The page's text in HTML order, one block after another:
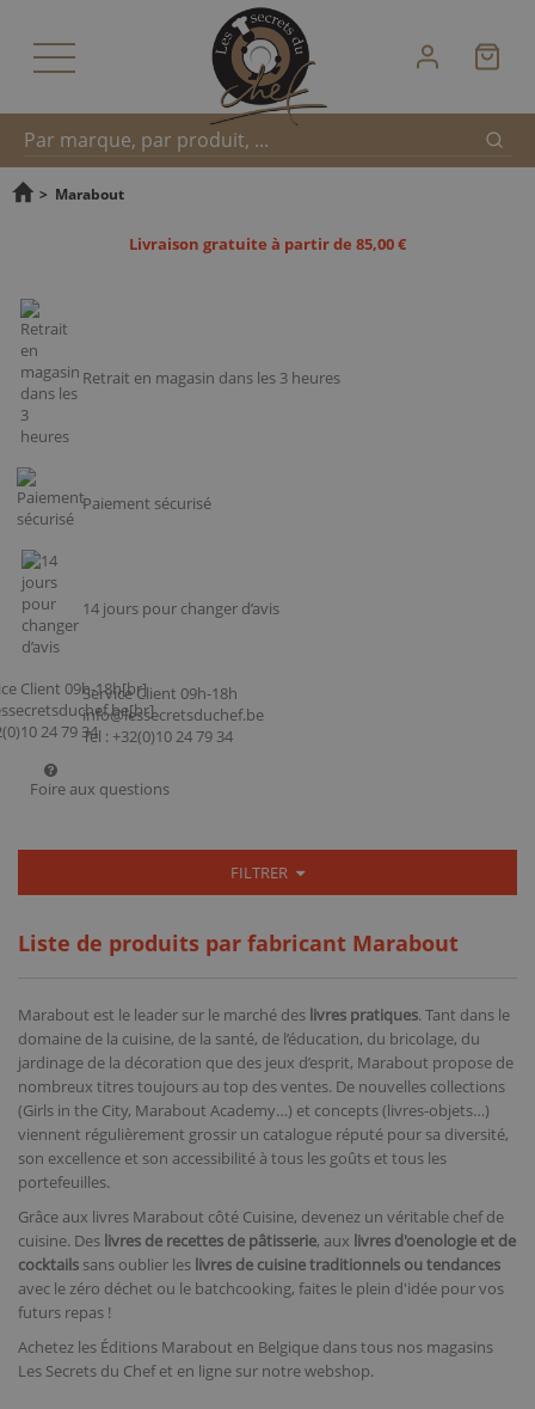
Recherche
> Marabout
Livraison gratuite à partir de 85,00 €
Retrait en magasin dans les 3 heures
Paiement sécurisé
14 jours pour changer d’avis
Service Client 09h-18h
info@lessecretsduchef.be
Tel : +32(0)10 24 79 34
Foire aux questions
FILTRER
Liste de produits par fabricant Marabout
Marabout est le leader sur le marché des livres pratiques. Tant dans le
domaine de la cuisine, de la santé, de l’éducation, du bricolage, du
jardinage de la décoration que des jeux d’esprit, Marabout propose de
nombreux titres toujours au top des ventes. De nouvelles collections
(Girls in the City, Marabout Academy…) et concepts (livres-objets…)
viennent régulièrement grossir un catalogue réputé pour sa diversité,
son excellence et son accessibilité à tous les goûts et tous les
portefeuilles.
Grâce aux livres Marabout côté Cuisine, devenez un véritable chef de
cuisine. Des livres de recettes de pâtisserie, aux livres d'oenologie et de
cocktails sans oublier les livres de cuisine traditionnels ou tendances
avec le zéro déchet ou le batchcooking, faites le plein d'idée pour vos
futurs repas !
Achetez les Éditions Marabout en Belgique dans tous nos magasins
Les Secrets du Chef et en ligne sur notre webshop.